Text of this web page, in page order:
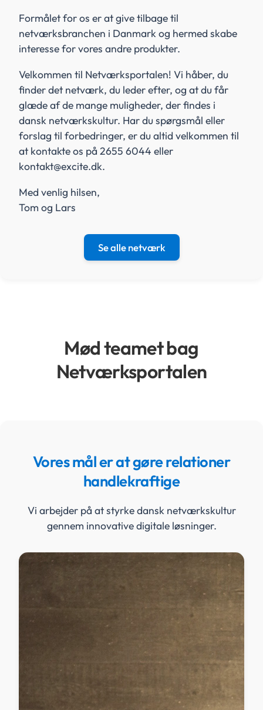
Formålet for os er at give tilbage til
netværksbranchen i Danmark og hermed skabe
interesse for vores andre produkter.
Velkommen til Netværksportalen! Vi håber, du
finder det netværk, du leder efter, og at du får
glæde af de mange muligheder, der findes i
dansk netværkskultur. Har du spørgsmål eller
forslag til forbedringer, er du altid velkommen til
at kontakte os på 2655 6044 eller
kontakt@excite.dk.
Med venlig hilsen,
Tom og Lars
Se alle netværk
Mød teamet bag
Netværksportalen
Vores mål er at gøre relationer
handlekraftige
Vi arbejder på at styrke dansk netværkskultur
gennem innovative digitale løsninger.